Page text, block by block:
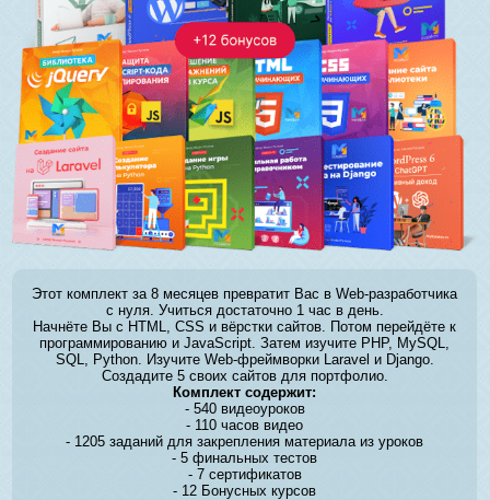
Этот комплект за 8 месяцев превратит Вас в Web-разработчика
с нуля. Учиться достаточно 1 час в день.
Начнёте Вы с HTML, CSS и вёрстки сайтов. Потом перейдёте к
программированию и JavaScript. Затем изучите PHP, MySQL,
SQL, Python. Изучите Web-фреймворки Laravel и Django.
Создадите 5 своих сайтов для портфолио.
Комплект содержит:
- 540 видеоуроков
- 110 часов видео
- 1205 заданий для закрепления материала из уроков
- 5 финальных тестов
- 7 сертификатов
- 12 Бонусных курсов